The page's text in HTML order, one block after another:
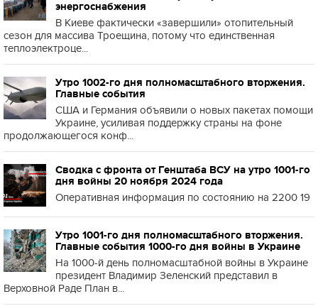
энергоснабжения
В Киеве фактически «завершили» отопительный
сезон для массива Троещина, потому что единственная
теплоэлектроце...
Утро 1002-го дня полномасштабного вторжения.
Главные события
США и Германия объявили о новых пакетах помощи
Украине, усиливая поддержку страны на фоне
продолжающегося конф...
Сводка с фронта от Генштаба ВСУ на утро 1001-го
дня войны 20 ноября 2024 года
Оперативная информация по состоянию на 2200 19
Утро 1001-го дня полномасштабного вторжения.
Главные события 1000-го дня войны в Украине
На 1000-й день полномасштабной войны в Украине
президент Владимир Зеленский представил в
Верховной Раде План в...